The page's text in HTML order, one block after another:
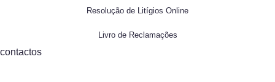
Resolução de Litígios Online
Livro de Reclamações
contactos